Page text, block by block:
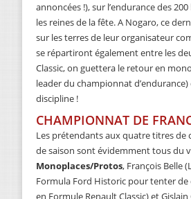
annoncées !), sur l’endurance des
les reines de la fête. A Nogaro, ce
sur les terres de leur organisateur
se répartiront également entre les
Classic, on guettera le retour en
leader du championnat
discipline !
CHAMPIONNAT DE
Les prétendants aux quatre titres de
de saison sont évidemment tous du
Monoplaces/Protos, François Belle
Formula Ford Historic pour tenter de